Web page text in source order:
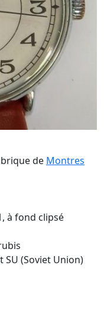
de Montres
à fond clipsé
SU (Soviet Union)